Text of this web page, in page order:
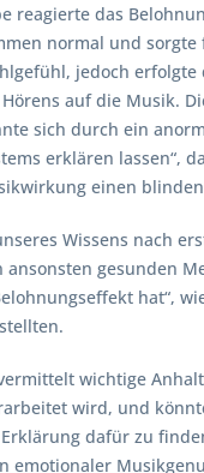
reagierte das
normal und sorgte
jedoch erfolgte
auf die Musik.
sich durch ein
erklären lassen“,
einen
Wissens nach
ansonsten gesunden
hat“,
wichtige
wird, und
dafür zu
emotionaler